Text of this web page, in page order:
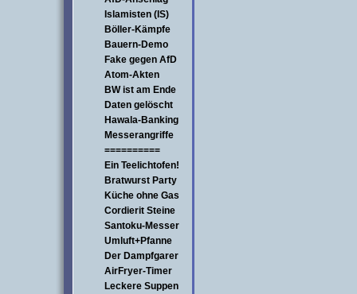
Islamisten (IS)
Böller-Kämpfe
Bauern-Demo
Fake gegen AfD
Atom-Akten
BW ist am Ende
Daten gelöscht
Hawala-Banking
Messerangriffe
==========
Ein Teelichtofen!
Bratwurst Party
Küche ohne Gas
Cordierit Steine
Santoku-Messer
Umluft+Pfanne
Der Dampfgarer
AirFryer-Timer
Leckere Suppen